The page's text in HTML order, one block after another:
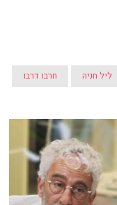
ליל חניה חרבו דרבו